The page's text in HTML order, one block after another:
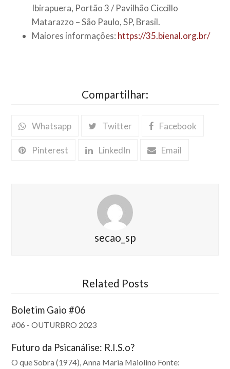
Ibirapuera, Portão 3 / Pavilhão Ciccillo
Matarazzo – São Paulo, SP, Brasil.
Maiores informações: https://35.bienal.org.br/
Compartilhar:
Whatsapp Twitter Facebook
Pinterest LinkedIn Email
secao_sp
Related Posts
Boletim Gaio #06
#06 - OUTURBRO 2023
Futuro da Psicanálise: R.I.S.o?
O que Sobra (1974), Anna Maria Maiolino Fonte: